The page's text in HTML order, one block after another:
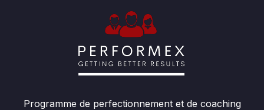
Programme de perfectionnement et de coaching